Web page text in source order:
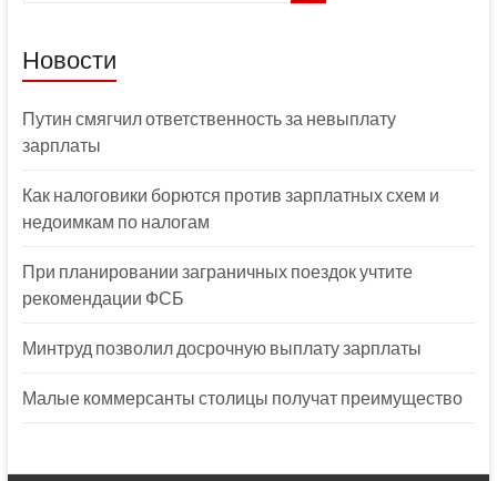
Новости
Путин смягчил ответственность за невыплату
зарплаты
Как налоговики борются против зарплатных схем и
недоимкам по налогам
При планировании заграничных поездок учтите
рекомендации ФСБ
Минтруд позволил досрочную выплату зарплаты
Малые коммерсанты столицы получат преимущество